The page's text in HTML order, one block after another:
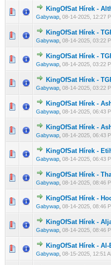
KingOfSat Hírek -
Gabywap 08-14-2025, 12:27
0 Szavazat - 01
KingOfSat Hírek -
Gabywap 08-14-2025, 03:22
0 Szavazat - 01
KingOfSat Hírek -
Gabywap 08-14-2025, 03:22
0 Szavazat - 01
KingOfSat Hírek -
Gabywap 08-14-2025, 03:22
0 Szavazat - 01
KingOfSat Hírek -
Gabywap 08-14-2025, 06:43
0 Szavazat - 01
KingOfSat Hírek -
Gabywap 08-14-2025, 06:43
0 Szavazat - 01
KingOfSat Hírek -
Gabywap 08-14-2025, 06:43
0 Szavazat - 01
KingOfSat Hírek -
Gabywap 08-14-2025, 08:46
0 Szavazat - 01
KingOfSat Hírek -
Gabywap 08-14-2025, 08:46
0 Szavazat - 01
KingOfSat Hírek -
Gabywap 08-14-2025, 08:46
0 Szavazat - 01
KingOfSat Hírek -
Gabywap 08-15-2025, 12:51
0 Szavazat - 01